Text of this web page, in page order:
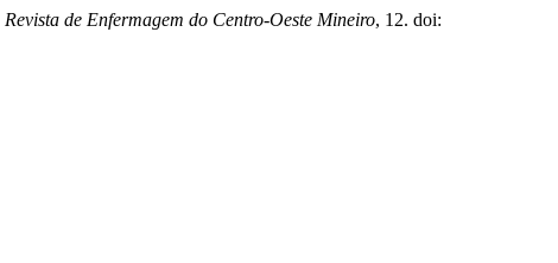
Revista de Enfermagem do Centro-Oeste Mineiro, 12. doi: